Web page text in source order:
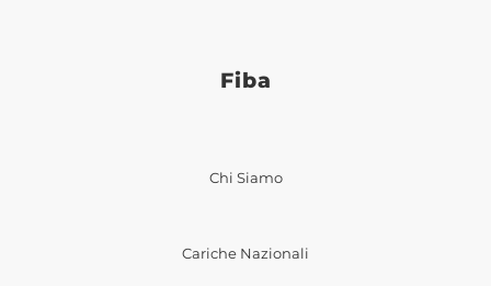
Fiba
Chi Siamo
Cariche Nazionali